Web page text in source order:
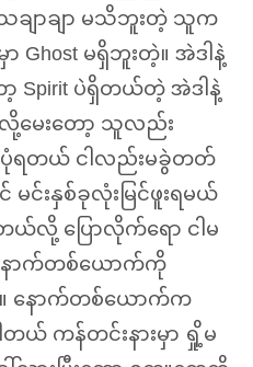
ျာချာ မသိဘူးတဲ့ သူက
မရှိဘူးတဲ့။ အဲဒါနဲ့
ပဲရှိတယ်တဲ့ အဲဒါနဲ့
ေးတော့ သူလည်း
ရတယ် ငါလည်းမခွဲတတ်
းနှစ်ခုလုံးမြင်ဖူးရမယ်
လို့ ​ပြောလိုက်ရော ငါမ
ောက်တစ်ယောက်ကို
နောက်တစ်ယောက်က
ယ် ကန်တင်းနားမှာ ရှို့မ